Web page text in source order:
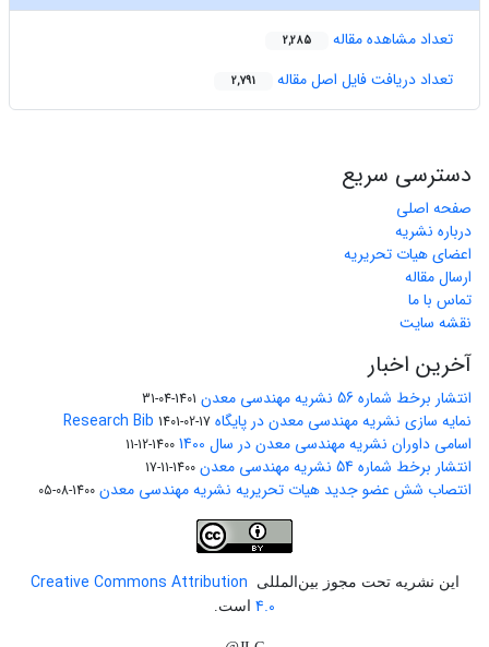
تعداد مشاهده مقاله 2,285
تعداد دریافت فایل اصل مقاله 2,791
دسترسی سریع
صفحه اصلی
درباره نشریه
اعضای هیات تحریریه
ارسال مقاله
تماس با ما
نقشه سایت
آخرین اخبار
انتشار برخط شماره 56 نشریه مهندسی معدن 1401-04-31
نمایه سازی نشریه مهندسی معدن در پایگاه Research Bib 1401-02-17
اسامی داوران نشریه مهندسی معدن در سال 1400 1400-12-11
انتشار برخط شماره 54 نشریه مهندسی معدن 1400-11-17
انتصاب شش عضو جدید هیات تحریریه نشریه مهندسی معدن 1400-08-05
این نشریه تحت مجوز بین‌المللی
Creative Commons Attribution
4.0 است.